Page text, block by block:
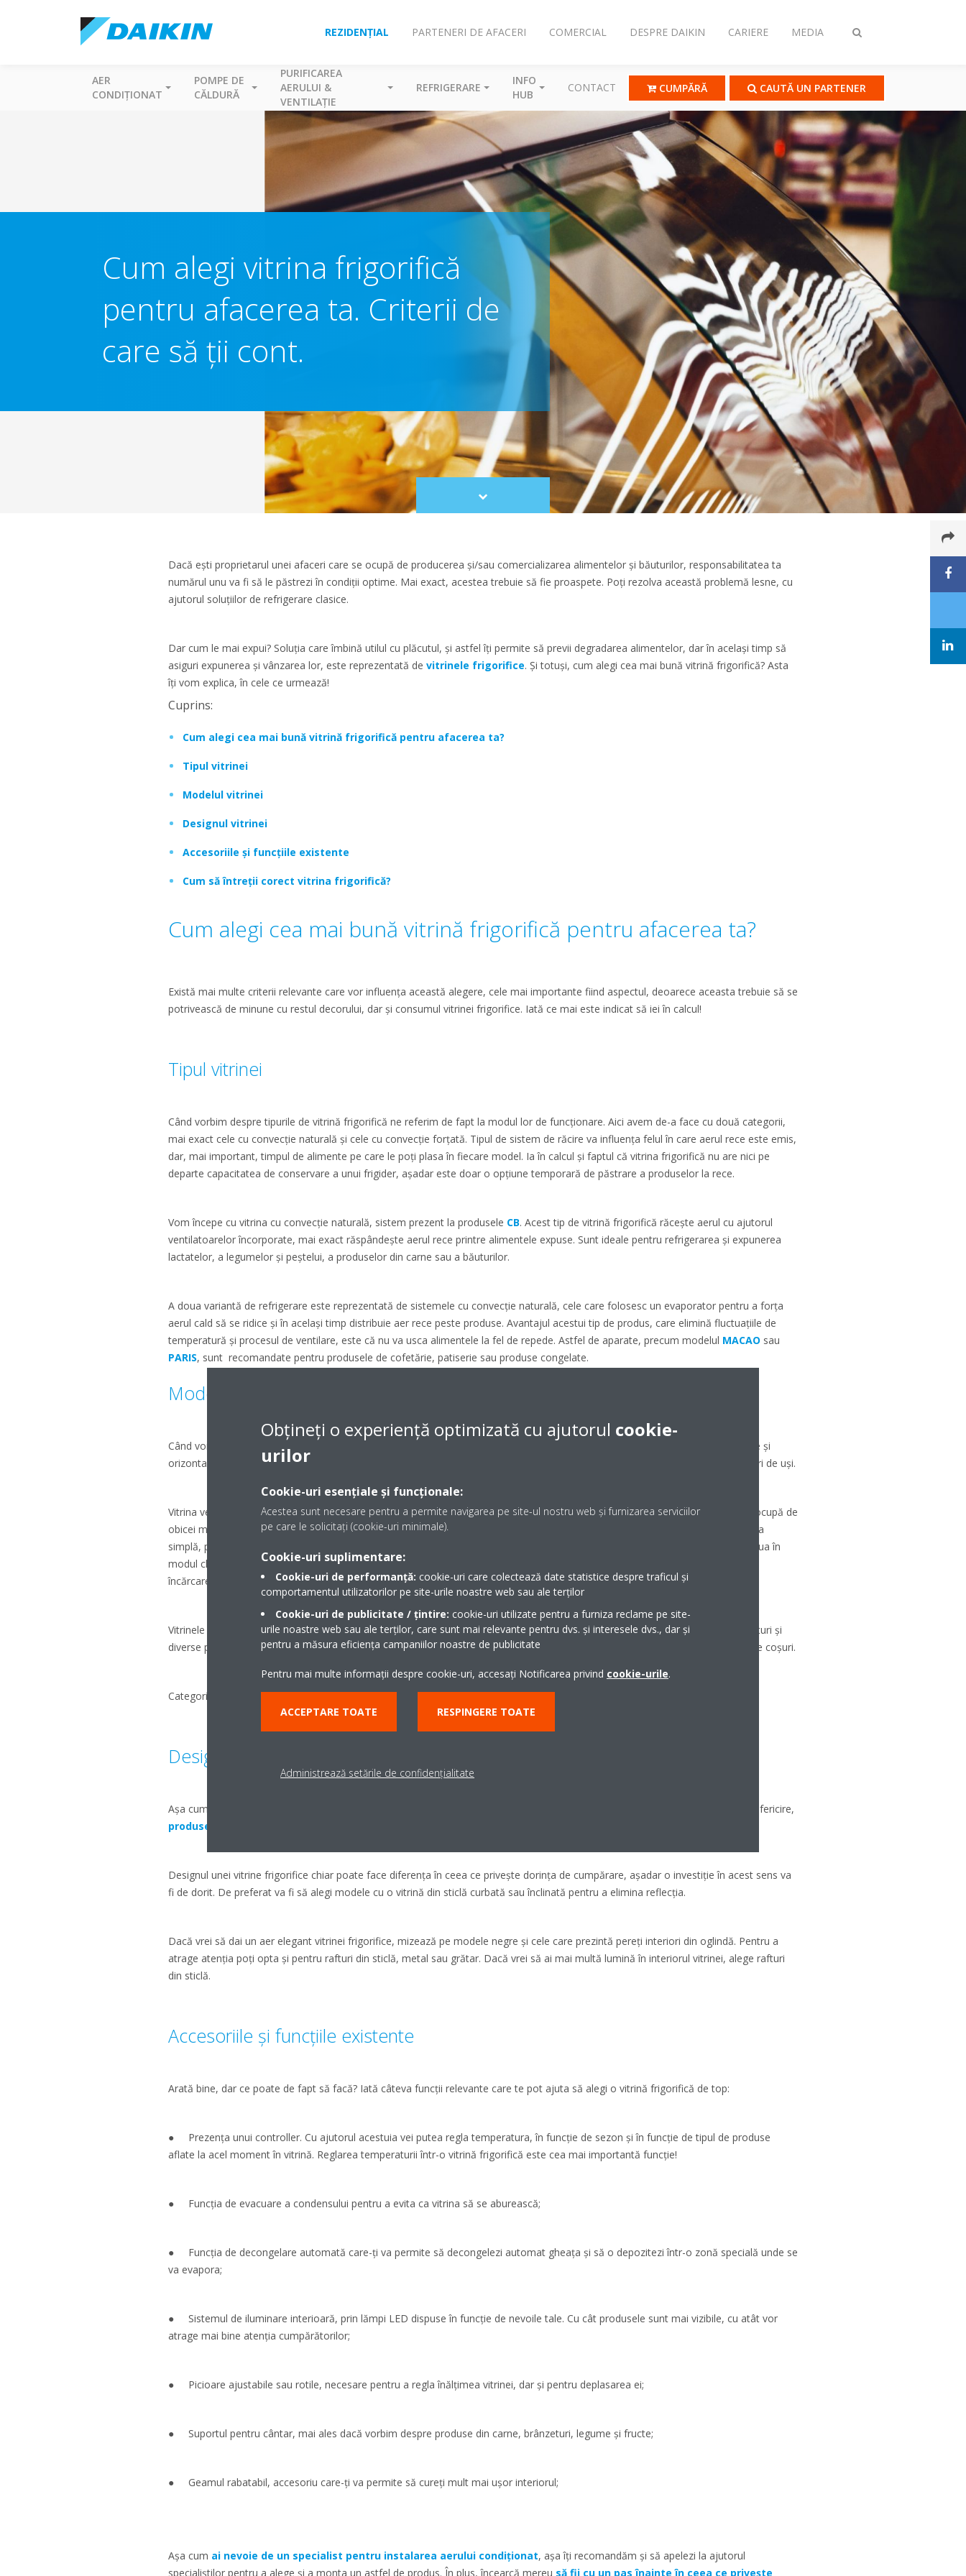
Comutare
REZIDENȚIAL PARTENERI DE AFACERI COMERCIAL DESPRE DAIKIN CARIERE MEDIA
AER
CONDIȚIONAT
POMPE DE
CĂLDURĂ
PURIFICAREA
AERULUI &
VENTILAȚIE
REFRIGERARE
INFO
HUB
CONTACT CUMPĂRĂ CAUTĂ UN PARTENER
Cum alegi vitrina frigorifică
pentru afacerea ta. Criterii de
care să ţii cont.
Scroll
to
Dacă ești proprietarul unei afaceri care se ocupă de producerea și/sau comercializarea alimentelor și băuturilor, responsabilitatea ta
numărul unu va fi să le păstrezi în condiții optime. Mai exact, acestea trebuie să fie proaspete. Poți rezolva această problemă lesne, cu
ajutorul soluțiilor de refrigerare clasice.
Dar cum le mai expui? Soluția care îmbină utilul cu plăcutul, și astfel îți permite să previi degradarea alimentelor, dar în același timp să
asiguri expunerea și vânzarea lor, este reprezentată de vitrinele frigorifice. Și totuși, cum alegi cea mai bună vitrină frigorifică? Asta
îți vom explica, în cele ce urmează!
Cuprins:
Cum alegi cea mai bună vitrină frigorifică pentru afacerea ta?
Tipul vitrinei
Modelul vitrinei
Designul vitrinei
Accesoriile și funcțiile existente
Cum să întreții corect vitrina frigorifică?
Cum alegi cea mai bună vitrină frigorifică pentru afacerea ta?
Există mai multe criterii relevante care vor influența această alegere, cele mai importante fiind aspectul, deoarece aceasta trebuie să se
potrivească de minune cu restul decorului, dar și consumul vitrinei frigorifice. Iată ce mai este indicat să iei în calcul!
Tipul vitrinei
Când vorbim despre tipurile de vitrină frigorifică ne referim de fapt la modul lor de funcționare. Aici avem de-a face cu două categorii,
mai exact cele cu convecție naturală și cele cu convecție forțată. Tipul de sistem de răcire va influența felul în care aerul rece este emis,
dar, mai important, timpul de alimente pe care le poți plasa în fiecare model. Ia în calcul și faptul că vitrina frigorifică nu are nici pe
departe capacitatea de conservare a unui frigider, așadar este doar o opțiune temporară de păstrare a produselor la rece.
Vom începe cu vitrina cu convecție naturală, sistem prezent la produsele CB. Acest tip de vitrină frigorifică răcește aerul cu ajutorul
ventilatoarelor încorporate, mai exact răspândește aerul rece printre alimentele expuse. Sunt ideale pentru refrigerarea și expunerea
lactatelor, a legumelor și peștelui, a produselor din carne sau a băuturilor.
A doua variantă de refrigerare este reprezentată de sistemele cu convecție naturală, cele care folosesc un evaporator pentru a forța
aerul cald să se ridice și în același timp distribuie aer rece peste produse. Avantajul acestui tip de produs, care elimină fluctuațiile de
temperatură și procesul de ventilare, este că nu va usca alimentele la fel de repede. Astfel de aparate, precum modelul MACAO sau
PARIS, sunt recomandate pentru produsele de cofetărie, patiserie sau produse congelate.
Modelul vitrinei
Când vorbim despre model ne referim de fapt la forma vitrinei. Vei descoperi o varietate de modele pe piață, de la cele verticale și
orizontale la cele mini. Desigur, o vitrină frigorifică poate fi simplă sau dublă, cu rafturi sau compartimente și cu mai multe seturi de uși.
Vitrina verticală este îndeosebi folosită pentru afișarea băuturilor, nu doar în magazine, ci și în hoteluri, pensiuni sau baruri. Nu ocupă de
obicei mult spațiu, sunt relativ înalte și dotate cu rafturi pe care va fi foarte ușor să poziționezi produsele. Le poți găsi în varianta
simplă, precum modelele
, dublă sau cu mai multe uși. În funcție de sistemul ales, deschiderea ușilor se va efectua în
modul clasic sau prin glisare. Desigur, există și variante cu deschidere prin spate, model mai prietenos cu vânzătorii, deoarece
încărcarea cu produse se va efectua mai ușor.
Vitrinele frigorifice orizontale, de exemplu modelulMALTA , vor fi folosite în general pentru carne, legume, fructe, dar și brânzeturi și
diverse produse de patiserie. În funcție de produsele pe care le comercializezi, poți opta pentru compartimentarea vor fi folosite coșuri.
Categoric, nu uita să iei în calcul și capacitatea vitrinei. Aceasta se încadrează de obicei între 120 de litri și peste 300.
Designul vitrinei
Așa cum spuneam și în introducere, funcția practică nu este singura pe care un astfel de produs trebuie să o îndeplinească. Din fericire,
produsele Daikin
Designul unei vitrine frigorifice chiar poate face diferența în ceea ce privește dorința de cumpărare, așadar o investiție în acest sens va
fi de dorit. De preferat va fi să alegi modele cu o vitrină din sticlă curbată sau înclinată pentru a elimina reflecția.
Dacă vrei să dai un aer elegant vitrinei frigorifice, mizează pe modele negre și cele care prezintă pereți interiori din oglindă. Pentru a
atrage atenția poți opta și pentru rafturi din sticlă, metal sau grătar. Dacă vrei să ai mai multă lumină în interiorul vitrinei, alege rafturi
din sticlă.
Accesoriile și funcțiile existente
Arată bine, dar ce poate de fapt să facă? Iată câteva funcții relevante care te pot ajuta să alegi o vitrină frigorifică de top:
● Prezența unui controller. Cu ajutorul acestuia vei putea regla temperatura, în funcție de sezon și în funcție de tipul de produse
aflate la acel moment în vitrină. Reglarea temperaturii într-o vitrină frigorifică este cea mai importantă funcție!
● Funcția de evacuare a condensului pentru a evita ca vitrina să se aburească;
● Funcția de decongelare automată care-ți va permite să decongelezi automat gheața și să o depozitezi într-o zonă specială unde se
va evapora;
● Sistemul de iluminare interioară, prin lămpi LED dispuse în funcție de nevoile tale. Cu cât produsele sunt mai vizibile, cu atât vor
atrage mai bine atenția cumpărătorilor;
● Picioare ajustabile sau rotile, necesare pentru a regla înălțimea vitrinei, dar și pentru deplasarea ei;
● Suportul pentru cântar, mai ales dacă vorbim despre produse din carne, brânzeturi, legume și fructe;
● Geamul rabatabil, accesoriu care-ți va permite să cureți mult mai ușor interiorul;
Așa cum ai nevoie de un specialist pentru instalarea aerului condiționat, așa îți recomandăm și să apelezi la ajutorul
specialiștilor pentru a alege și a monta un astfel de produs. În plus, încearcă mereu să fii cu un pas înainte în ceea ce privește
Obțineți o experiență optimizată cu ajutorul cookie-
urilor
Cookie-uri esențiale și funcționale:
Acestea sunt necesare pentru a permite navigarea pe site-ul nostru web și furnizarea serviciilor
pe care le solicitați (cookie-uri minimale).
Cookie-uri suplimentare:
Cookie-uri de performanță: cookie-uri care colectează date statistice despre traficul și
comportamentul utilizatorilor pe site-urile noastre web sau ale terților
Cookie-uri de publicitate / țintire: cookie-uri utilizate pentru a furniza reclame pe site-
urile noastre web sau ale terților, care sunt mai relevante pentru dvs. și interesele dvs., dar și
pentru a măsura eficiența campaniilor noastre de publicitate
Pentru mai multe informații despre cookie-uri, accesați Notificarea privind cookie-urile.
ACCEPTARE TOATE RESPINGERE TOATE
Administrează setările de confidențialitate